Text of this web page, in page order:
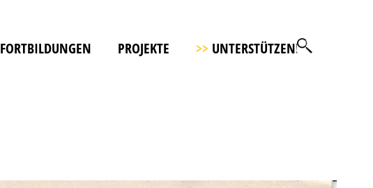
FORTBILDUNGEN PROJEKTE >> UNTERSTÜTZEN!